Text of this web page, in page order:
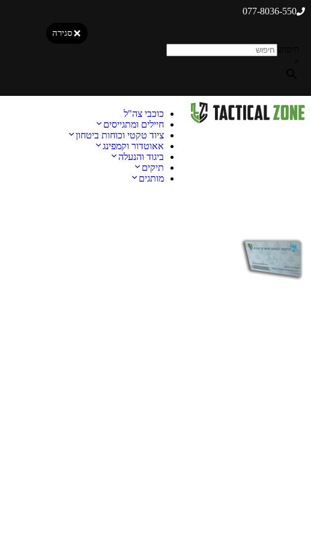
077-8036-550
סגירה
כוכבי צה"ל
חיילים ומתגייסים
ציוד טקטי וכוחות ביטחון
אאוטדור וקמפינג
ביגוד והנעלה
תיקים
מותגים